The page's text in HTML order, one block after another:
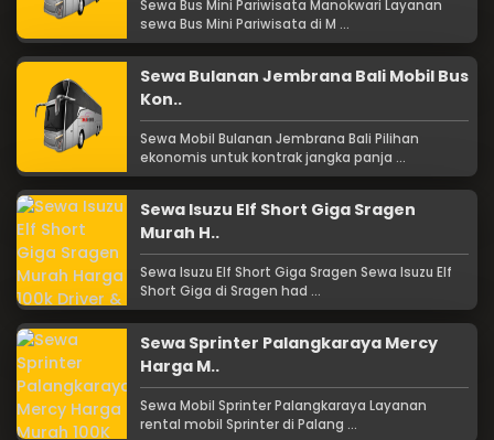
Sewa Bus Mini Pariwisata Manokwari Layanan
sewa Bus Mini Pariwisata di M ...
Sewa Bulanan Jembrana Bali Mobil Bus
Kon..
Sewa Mobil Bulanan Jembrana Bali Pilihan
ekonomis untuk kontrak jangka panja ...
Sewa Isuzu Elf Short Giga Sragen
Murah H..
Sewa Isuzu Elf Short Giga Sragen Sewa Isuzu Elf
Short Giga di Sragen had ...
Sewa Sprinter Palangkaraya Mercy
Harga M..
Sewa Mobil Sprinter Palangkaraya Layanan
rental mobil Sprinter di Palang ...